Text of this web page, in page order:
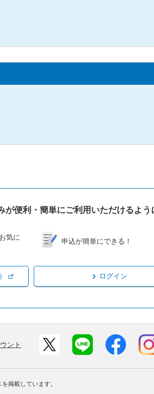
便利・簡単にご利用いただけるよう
気に
申込が簡単にできる！
ログイン
ント
掲載しています。